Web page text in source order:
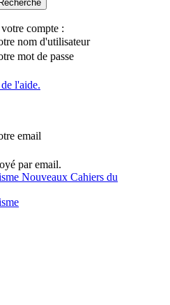
compte :
nom d'utilisateur
mot de passe
l'aide.
email
par email.
Nouveaux Cahiers du